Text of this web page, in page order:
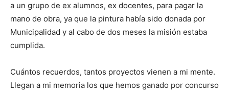
a un grupo de ex alumnos, ex docentes, para pagar la
mano de obra, ya que la pintura había sido donada por
Municipalidad y al cabo de dos meses la misión estaba
cumplida.
Cuántos recuerdos, tantos proyectos vienen a mi mente.
Llegan a mi memoria los que hemos ganado por concurso